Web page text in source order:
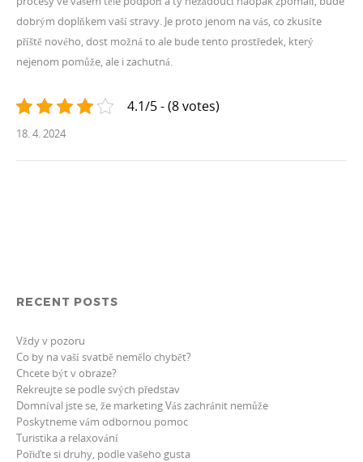
dobrým doplňkem vaší stravy. Je proto jenom na vás, co zkusíte
příště nového, dost možná to ale bude tento prostředek, který
nejenom pomůže, ale i zachutná.
4.1/5 - (8 votes)
18. 4. 2024
RECENT POSTS
Vždy v pozoru
Co by na vaší svatbě nemělo chybět?
Chcete být v obraze?
Rekreujte se podle svých představ
Domníval jste se, že marketing Vás zachránit nemůže
Poskytneme vám odbornou pomoc
Turistika a relaxování
Pořiďte si druhy, podle vašeho gusta